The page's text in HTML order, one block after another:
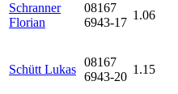
Schranner
Florian
08167
6943-17
1.06
Schütt Lukas
08167
6943-20
1.15